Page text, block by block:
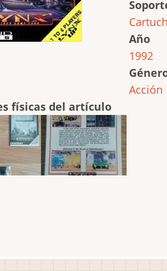
Año
1992
Acción
físicas del artículo